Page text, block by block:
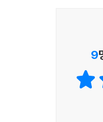
사람마다
우습게 비칠
9